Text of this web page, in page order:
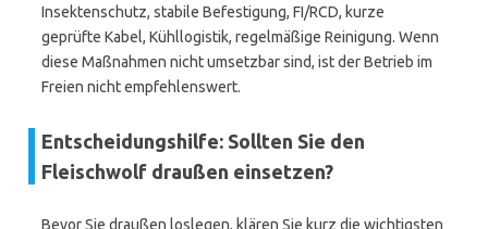
Insektenschutz, stabile Befestigung, FI/RCD, kurze
geprüfte Kabel, Kühllogistik, regelmäßige Reinigung. Wenn
diese Maßnahmen nicht umsetzbar sind, ist der Betrieb im
Freien nicht empfehlenswert.
Entscheidungshilfe: Sollten Sie den
Fleischwolf draußen einsetzen?
Bevor Sie draußen loslegen, klären Sie kurz die wichtigsten